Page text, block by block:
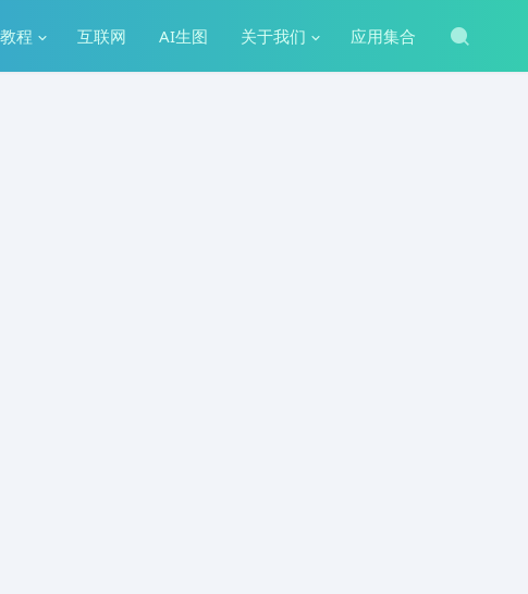
教程 互联网 AI生图 关于我们 应用集合